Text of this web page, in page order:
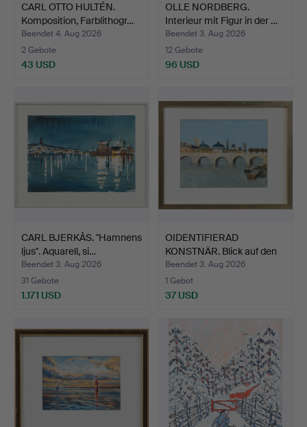
CARL OTTO HULTÉN.
Komposition, Farblithogr…
Beendet 4. Aug 2026
2 Gebote
43 USD
OLLE NORDBERG.
Interieur mit Figur in der …
Beendet 3. Aug 2026
12 Gebote
96 USD
CARL BJERKÅS. "Hamnens
ljus". Aquarell, si…
Beendet 3. Aug 2026
31 Gebote
1.171 USD
OIDENTIFIERAD
KONSTNÄR. Blick auf den
Pont…
Beendet 3. Aug 2026
1 Gebot
37 USD